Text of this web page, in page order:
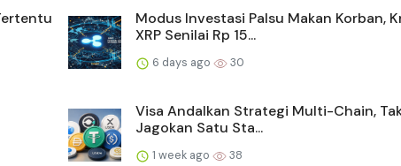
Modus Investasi Palsu Makan Korban,
XRP Senilai Rp 15...
6 days ago 30
Visa Andalkan Strategi Multi-Chain,
Jagokan Satu Sta...
1 week ago 38